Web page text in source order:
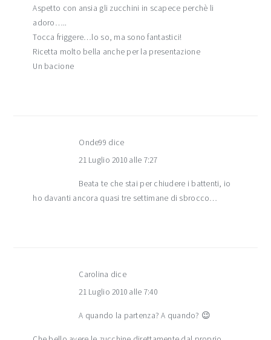
Aspetto con ansia gli zucchini in scapece perchè li
adoro…..
Tocca friggere…lo so, ma sono fantastici!
Ricetta molto bella anche per la presentazione
Un bacione
Onde99 dice
21 Luglio 2010 alle 7:27
Beata te che stai per chiudere i battenti, io
ho davanti ancora quasi tre settimane di sbrocco…
Carolina dice
21 Luglio 2010 alle 7:40
A quando la partenza? A quando? 😉